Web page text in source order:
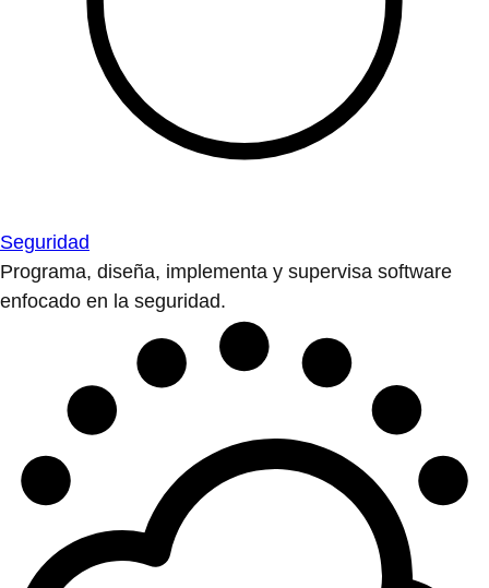
Seguridad
Programa, diseña, implementa y supervisa software
enfocado en la seguridad.